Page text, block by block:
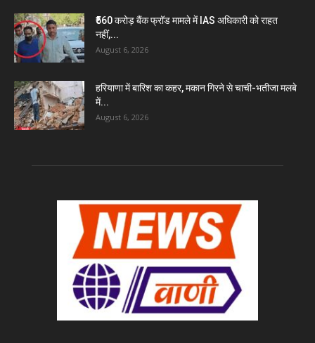
₹560 करोड़ बैंक फ्रॉड मामले में IAS अधिकारी को राहत
नहीं,...
August 6, 2026
हरियाणा में बारिश का कहर, मकान गिरने से चाची-भतीजा मलबे
में...
August 6, 2026